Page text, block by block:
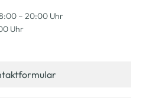
– 20:00 Uhr
Uhr